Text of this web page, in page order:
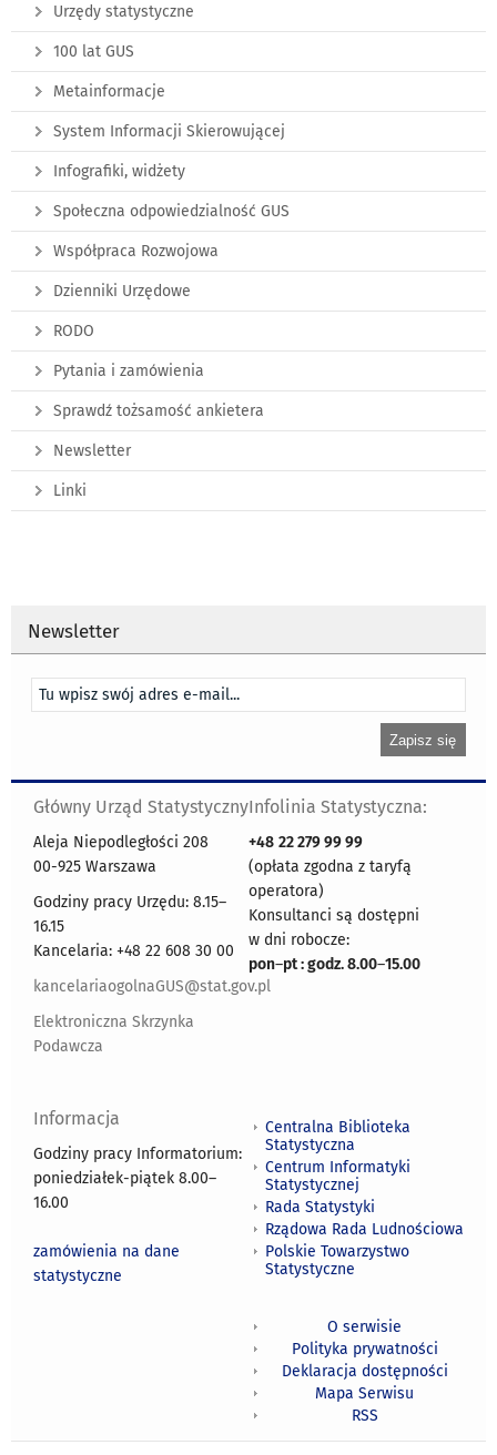
Urzędy statystyczne
100 lat GUS
Metainformacje
System Informacji Skierowującej
Infografiki, widżety
Społeczna odpowiedzialność GUS
Współpraca Rozwojowa
Dzienniki Urzędowe
RODO
Pytania i zamówienia
Sprawdź tożsamość ankietera
Newsletter
Linki
Newsletter
Główny Urząd Statystyczny
Aleja Niepodległości 208
00-925 Warszawa
Godziny pracy Urzędu: 8.15–
16.15
Kancelaria: +48 22 608 30 00
kancelariaogolnaGUS@stat.gov.pl
Elektroniczna Skrzynka
Podawcza
Infolinia Statystyczna:
+48 22 279 99 99
(opłata zgodna z taryfą
operatora)
Konsultanci są dostępni
w dni robocze:
pon–pt : godz. 8.00–15.00
Informacja
Godziny pracy Informatorium:
poniedziałek-piątek 8.00–
16.00
zamówienia na dane
statystyczne
Centralna Biblioteka
Statystyczna
Centrum Informatyki
Statystycznej
Rada Statystyki
Rządowa Rada Ludnościowa
Polskie Towarzystwo
Statystyczne
O serwisie
Polityka prywatności
Deklaracja dostępności
Mapa Serwisu
RSS